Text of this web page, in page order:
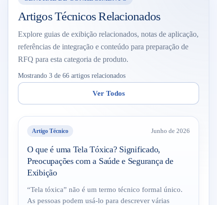
Artigos Técnicos Relacionados
Explore guias de exibição relacionados, notas de aplicação,
referências de integração e conteúdo para preparação de
RFQ para esta categoria de produto.
Mostrando 3 de 66 artigos relacionados
Ver Todos
Artigo Técnico Junho de 2026
O que é uma Tela Tóxica? Significado,
Preocupações com a Saúde e Segurança de
Exibição
“Tela tóxica” não é um termo técnico formal único.
As pessoas podem usá-lo para descrever várias